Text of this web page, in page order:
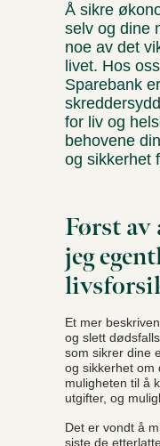
Å sikre
selv og dine
noe av det
livet. Hos
Sparebank
for liv og
behovene
og sikkerhet
Først
jeg
Et mer
og slett
som sikrer dine
og sikkerhet om
muligheten til å
utgifter, og
Det er vondt å
siste de